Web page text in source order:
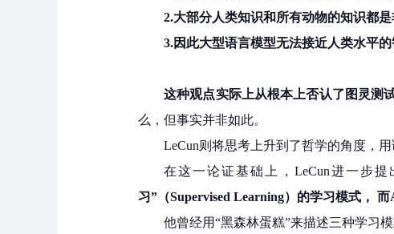
2.大部分人类知识和所有动物的知识都
3.因此大型语言模型无法接近人类水平的
这种观点实际上从根本上否认了图灵测
么，但事实并非如此。
LeCun则将思考上升到了哲学的角度，
在这一论证基础上，LeCun进一步提
习”（Supervised Learning）的学习模式，
他曾经用“黑森林蛋糕”来描述三种学习